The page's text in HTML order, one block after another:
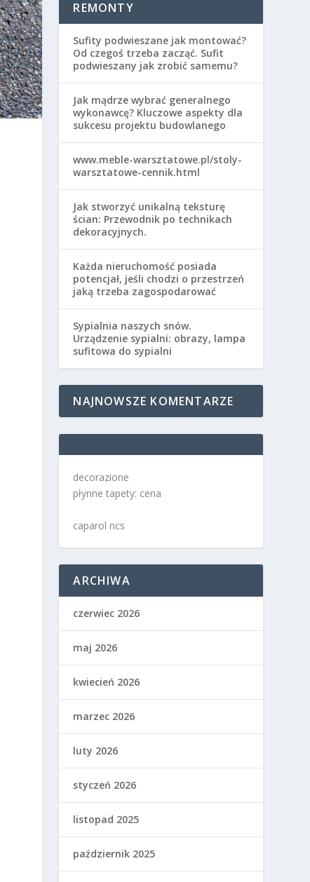
REMONTY
Sufity podwieszane jak montować?
Od czegoś trzeba zacząć. Sufit
podwieszany jak zrobić samemu?
Jak mądrze wybrać generalnego
wykonawcę? Kluczowe aspekty dla
sukcesu projektu budowlanego
www.meble-warsztatowe.pl/stoly-
warsztatowe-cennik.html
Jak stworzyć unikalną teksturę
ścian: Przewodnik po technikach
dekoracyjnych.
Każda nieruchomość posiada
potencjał, jeśli chodzi o przestrzeń
jaką trzeba zagospodarować
Sypialnia naszych snów.
Urządzenie sypialni: obrazy, lampa
sufitowa do sypialni
NAJNOWSZE KOMENTARZE
decorazione
płynne tapety: cena
caparol ncs
ARCHIWA
czerwiec 2026
maj 2026
kwiecień 2026
marzec 2026
luty 2026
styczeń 2026
listopad 2025
październik 2025